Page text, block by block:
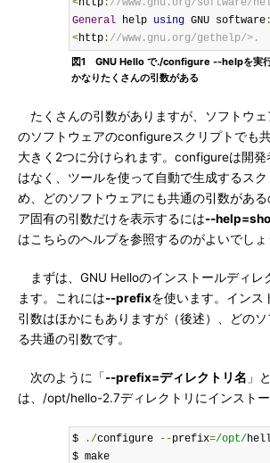
<http: //www.gnu.org/software/
General help using GNU software:
<http: //www.gnu.org/gethelp/>.
図1 GNU Hello で./configure --helpを実行
かなりたくさんの引数がある
たくさんの引数がありますが、ソフトウ
のソフトウェアのconfigureスクリプトでも
大きく2つに分けられます。configureは開
はなく、ツールを使って自動で生成するス
め、どのソフトウェアにも共通の引数があ
ア固有の引数だけを表示するには--
はこちらのヘルプを参照するのがよいでしょ
まずは、GNU Helloのインストールディレ
ます。これには--prefixを使います。インス
引数はほかにもありますが（後述）、どのソ
る共通の引数です。
次のように「--prefix=ディレクトリ名 」
は、/opt/hello-2.7ディレクトリにインストー
$ ./configure --prefix=/opt/
$ make